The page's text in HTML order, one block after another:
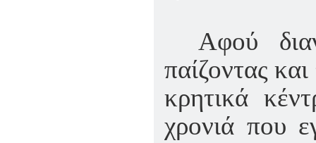
Αφού
παίζοντας
κρητικά
χρονιά που